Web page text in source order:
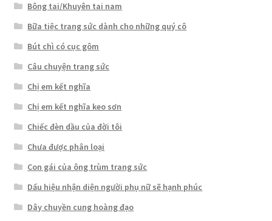
Bông tai/Khuyên tai nam
Bữa tiệc trang sức dành cho những quý cô
Bút chì có cục gôm
Câu chuyện trang sức
Chị em kết nghĩa
Chị em kết nghĩa keo sơn
Chiếc đèn dầu của đời tôi
Chưa được phân loại
Con gái của ông trùm trang sức
Dấu hiệu nhận diện người phụ nữ sẽ hạnh phúc
Dây chuyền cung hoàng đạo